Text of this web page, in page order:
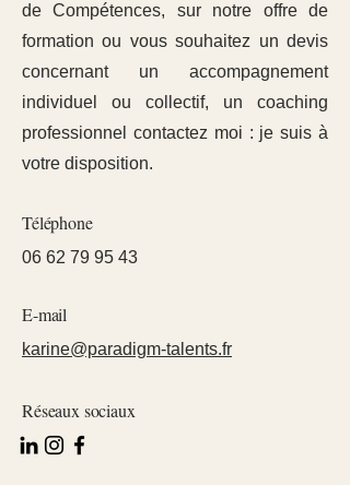
de Compétences, sur notre offre de
formation ou vous souhaitez un devis
concernant un accompagnement
individuel ou collectif, un coaching
professionnel contactez moi : je suis à
votre disposition.
Téléphone
06 62 79 95 43
E-mail
karine@paradigm-talents.fr
Réseaux sociaux